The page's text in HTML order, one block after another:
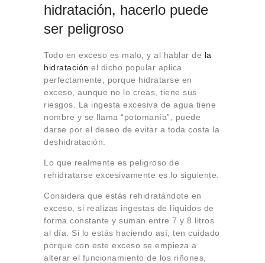
hidratación, hacerlo puede
ser peligroso
Todo en exceso es malo, y al hablar de la
hidratación el dicho popular aplica
perfectamente, porque hidratarse en
exceso, aunque no lo creas, tiene sus
riesgos. La ingesta excesiva de agua tiene
nombre y se llama “potomanía”, puede
darse por el deseo de evitar a toda costa la
deshidratación.
Lo que realmente es peligroso de
rehidratarse excesivamente es lo siguiente:
Considera que estás rehidratándote en
exceso, si realizas ingestas de líquidos de
forma constante y suman entre 7 y 8 litros
al día. Si lo estás haciendo así, ten cuidado
porque con este exceso se empieza a
alterar el funcionamiento de los riñones,